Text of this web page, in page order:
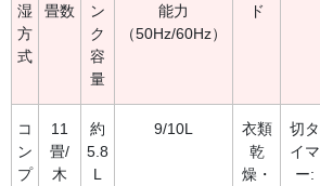
湿
方
式
畳数
ン
ク
容
量
能力
（50Hz/60Hz）
ド
コ
ン
プ
11
畳/
木
約
5.8
L
9/10L
衣類
乾
燥・
切タ
イマ
ー: